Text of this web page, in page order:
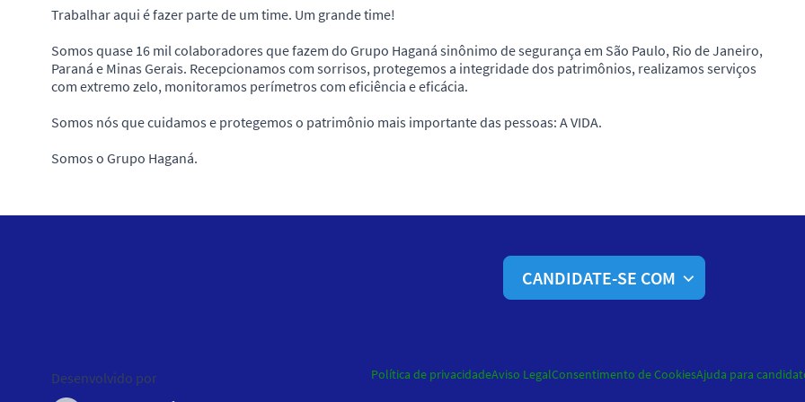
Trabalhar aqui é fazer parte de um time. Um grande time!
Somos quase 16 mil colaboradores que fazem do Grupo Haganá sinônimo de segurança em São Paulo, Rio de Janeiro,
Paraná e Minas Gerais. Recepcionamos com sorrisos, protegemos a integridade dos patrimônios, realizamos serviços
com extremo zelo, monitoramos perímetros com eficiência e eficácia.
Somos nós que cuidamos e protegemos o patrimônio mais importante das pessoas: A VIDA.
Somos o Grupo Haganá.
CANDIDATE-SE COM
Política de privacidadeAviso LegalConsentimento de CookiesAjuda para
Desenvolvido por